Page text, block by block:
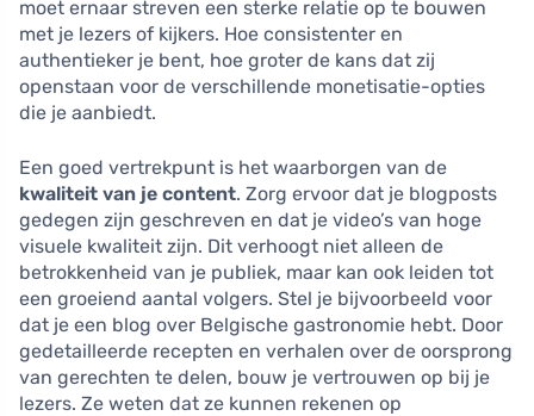
moet ernaar streven een sterke relatie op te bouwen
met je lezers of kijkers. Hoe consistenter en
authentieker je bent, hoe groter de kans dat zij
openstaan voor de verschillende monetisatie-opties
die je aanbiedt.
Een goed vertrekpunt is het waarborgen van de
kwaliteit van je content. Zorg ervoor dat je blogposts
gedegen zijn geschreven en dat je video’s van hoge
visuele kwaliteit zijn. Dit verhoogt niet alleen de
betrokkenheid van je publiek, maar kan ook leiden tot
een groeiend aantal volgers. Stel je bijvoorbeeld voor
dat je een blog over Belgische gastronomie hebt. Door
gedetailleerde recepten en verhalen over de oorsprong
van gerechten te delen, bouw je vertrouwen op bij je
lezers. Ze weten dat ze kunnen rekenen op